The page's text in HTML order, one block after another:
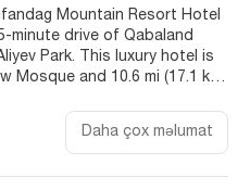
Mountain Resort Hotel
minute drive of Qabaland
luxury hotel is
Mosque and 10.6 mi (17.1 km)
the spa, which offers
a sauna and bicycles to
Daha çox məlumat